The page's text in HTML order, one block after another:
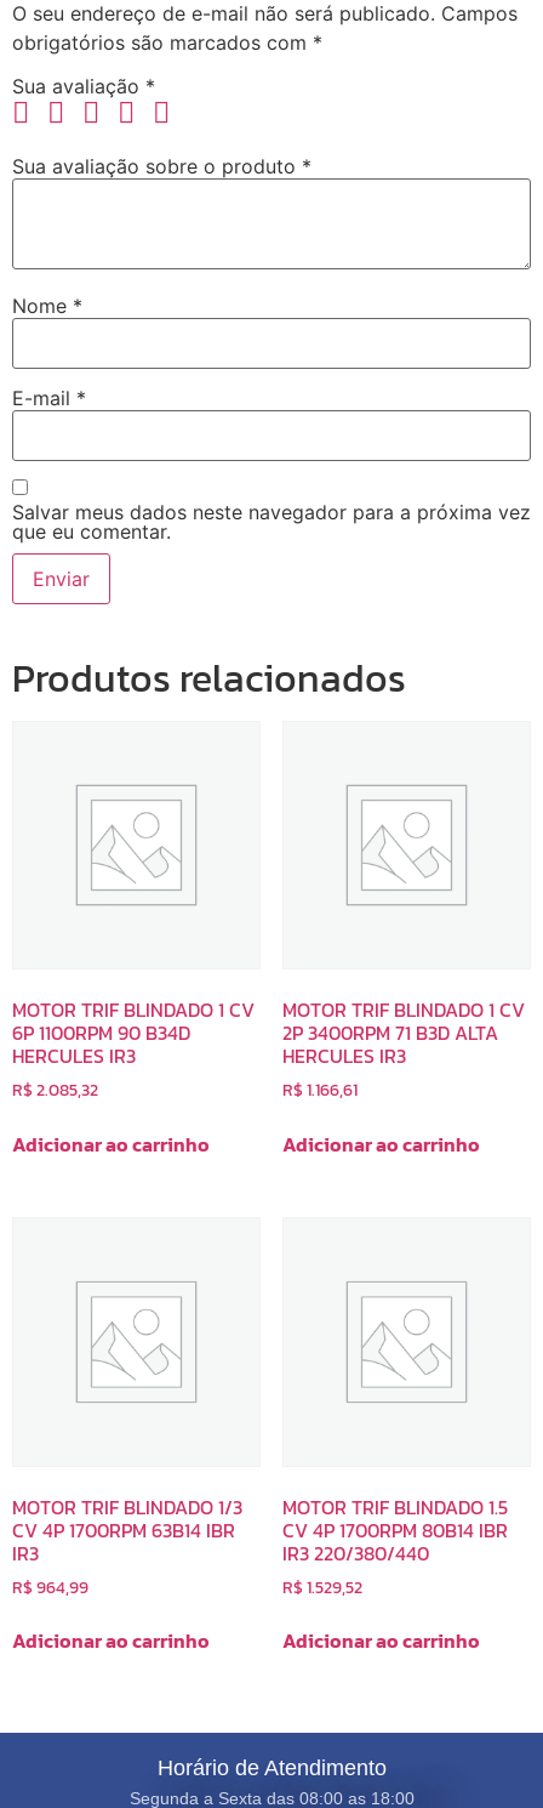
O seu endereço de e-mail não será publicado. Campos
obrigatórios são marcados com *
Sua avaliação *
Sua avaliação sobre o produto *
Nome *
E-mail *
Salvar meus dados neste navegador para a próxima vez
que eu comentar.
Produtos relacionados
MOTOR TRIF BLINDADO 1 CV
6P 1100RPM 90 B34D
HERCULES IR3
R$2.085,32
Adicionar ao carrinho
MOTOR TRIF BLINDADO 1 CV
2P 3400RPM 71 B3D ALTA
HERCULES IR3
R$1.166,61
Adicionar ao carrinho
MOTOR TRIF BLINDADO 1/3
CV 4P 1700RPM 63B14 IBR
IR3
R$964,99
Adicionar ao carrinho
MOTOR TRIF BLINDADO 1.5
CV 4P 1700RPM 80B14 IBR
IR3 220/380/440
R$1.529,52
Adicionar ao carrinho
Horário de Atendimento
Segunda a Sexta das 08:00 as 18:00